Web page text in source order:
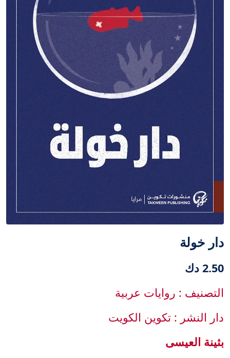
دار خولة
2.50 دك
التصنيف : روايات عربية
دار النشر : تكوين الكويت
بثينة العيسى